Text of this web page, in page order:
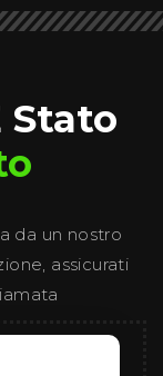
Stato
da un nostro
assicurati